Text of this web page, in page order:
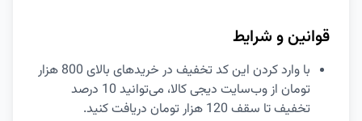
قوانین و شرایط
با وارد کردن این کد تخفیف در خریدهای بالای 800 هزار
تومان از وب‌سایت دیجی کالا، می‌توانید 10 درصد
تخفیف تا سقف 120 هزار تومان دریافت کنید.